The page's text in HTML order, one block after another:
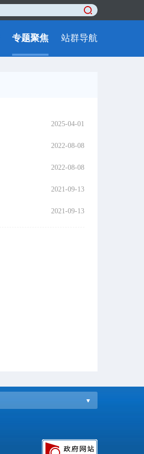
专题聚焦 站群导航
2025-04-01
2022-08-08
2022-08-08
2021-09-13
2021-09-13